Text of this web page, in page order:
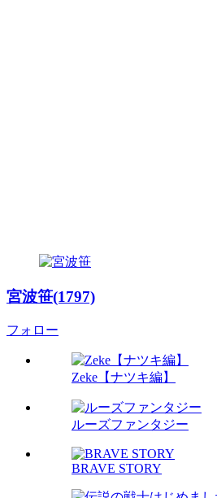
宮波笹(1797)
フォロー
Zeke【ナツキ編】
ルーズファンタジー
BRAVE STORY